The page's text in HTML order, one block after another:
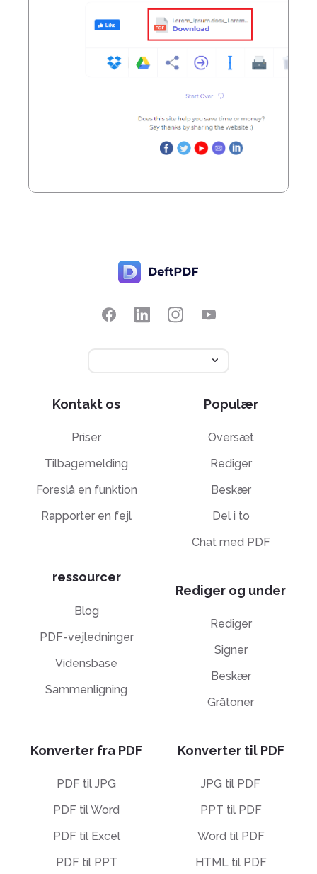
Kontakt os
Priser
Tilbagemelding
Foreslå en funktion
Rapporter en fejl
ressourcer
Blog
PDF-vejledninger
Vidensbase
Sammenligning
Populær
Oversæt
Rediger
Beskær
Del i to
Chat med PDF
Rediger og under
Rediger
Signer
Beskær
Gråtoner
Konverter fra PDF
PDF til JPG
PDF til Word
PDF til Excel
PDF til PPT
Konverter til PDF
JPG til PDF
PPT til PDF
Word til PDF
HTML til PDF